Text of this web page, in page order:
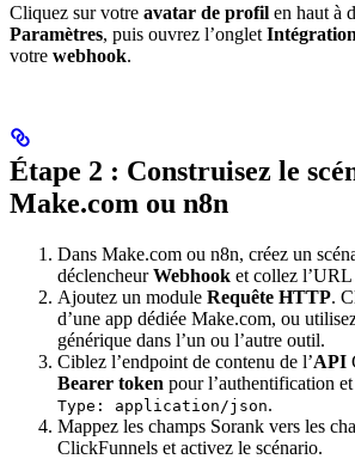
Cliquez sur votre avatar de profil en haut à
Paramètres, puis ouvrez l’onglet
votre webhook.
Étape 2 : Construisez le
Make.com ou n8n
Dans Make.com ou n8n, créez un
déclencheurWebhook et collez l’URL
Ajoutez un module Requête HTTP.
d’une app dédiée Make.com, ou
générique dans l’un ou l’autre outil.
Ciblez l’endpoint de contenu de l’API
Bearer token pour l’authentification et
Type: application/json.
Mappez les champs Sorank vers les
ClickFunnels et activez le scénario.